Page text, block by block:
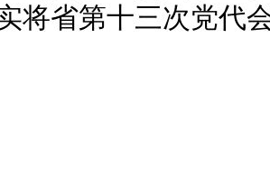
将省第十三次党代